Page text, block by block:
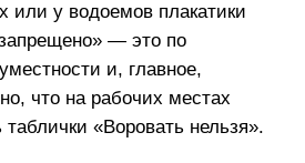
или у водоемов плакатики
— это по
и, главное,
что на рабочих местах
«Воровать нельзя».